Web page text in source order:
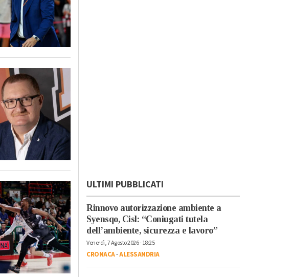
ULTIMI PUBBLICATI
Rinnovo autorizzazione ambiente a
Syensqo, Cisl: “Coniugati tutela
dell’ambiente, sicurezza e lavoro”
Venerdì, 7 Agosto 2026 - 18:25
CRONACA-ALESSANDRIA